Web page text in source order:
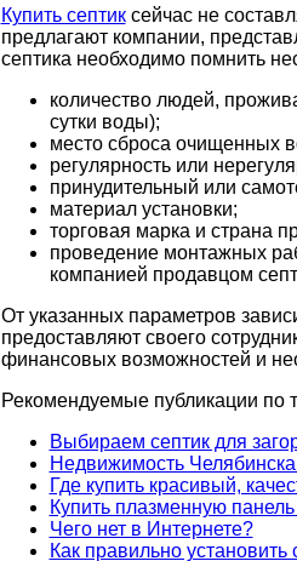
Купить септиксейчас не
предлагают компании,
септика необходимо помнить
количество людей,
сутки воды);
место сброса очищенных
регулярность или
принудительный или
материал установки;
торговая марка и страна
проведение монтажных
компанией продавцом
От указанных параметров
предоставляют своего
финансовых возможностей и
Рекомендуемые публикации по
Выбираем септик для
Недвижимость
Где купить красивый,
Купить плазменную
Чего нет в Интернете?
Как правильно установить